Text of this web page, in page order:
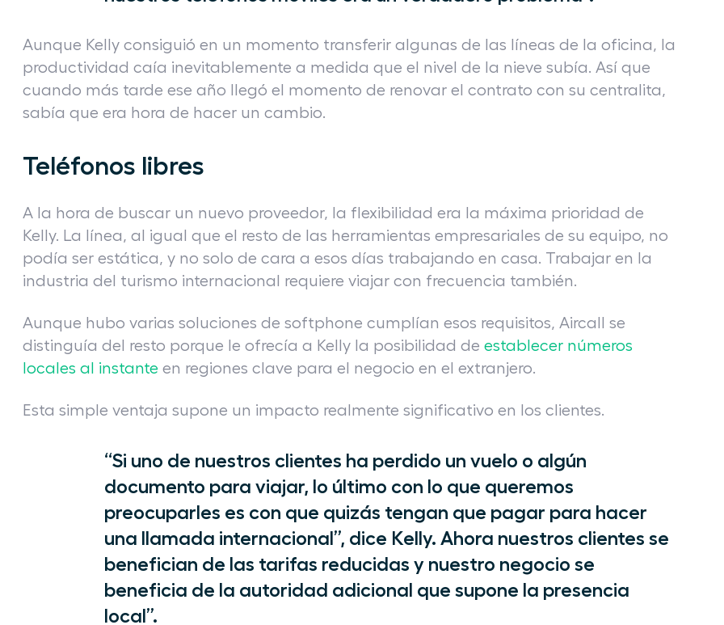
Aunque Kelly consiguió en un momento transferir algunas de las líneas de la oficina, la
productividad caía inevitablemente a medida que el nivel de la nieve subía. Así que
cuando más tarde ese año llegó el momento de renovar el contrato con su centralita,
sabía que era hora de hacer un cambio.
Teléfonos libres
A la hora de buscar un nuevo proveedor, la flexibilidad era la máxima prioridad de
Kelly. La línea, al igual que el resto de las herramientas empresariales de su equipo, no
podía ser estática, y no solo de cara a esos días trabajando en casa. Trabajar en la
industria del turismo internacional requiere viajar con frecuencia también.
Aunque hubo varias soluciones de softphone cumplían esos requisitos, Aircall se
distinguía del resto porque le ofrecía a Kelly la posibilidad de establecer números
locales al instanteen regiones clave para el negocio en el extranjero.
Esta simple ventaja supone un impacto realmente significativo en los clientes.
“Si uno de nuestros clientes ha perdido un vuelo o algún
documento para viajar, lo último con lo que queremos
preocuparles es con que quizás tengan que pagar para hacer
una llamada internacional”, dice Kelly. Ahora nuestros clientes se
benefician de las tarifas reducidas y nuestro negocio se
beneficia de la autoridad adicional que supone la presencia
local”.